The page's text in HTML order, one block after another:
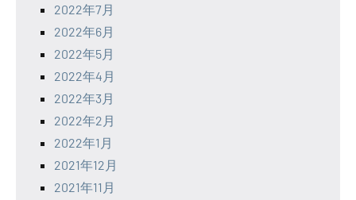
2022年7月
2022年6月
2022年5月
2022年4月
2022年3月
2022年2月
2022年1月
2021年12月
2021年11月